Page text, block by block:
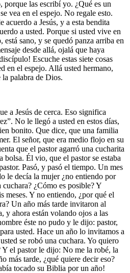
las escribí yo. ¿Qué es un
vea en el espejo. No regale esto.
acuerdo a Jesús, y a esta bendita
a usted. Porque si usted vive en
sano, y se quedó panza arriba en
desde allá, ojalá que haya
Escuche estas siete cosas
en el espejo. Allá usted hermano,
la palabra de Dios.
a Jesús de cerca. Eso significa
No le llegó a usted en estos días,
bonito. Que dice, que una familia
El señor, que era medio flojo en su
que el pastor agarró una cucharita
bolsa. Él vio, que el pastor se estaba
Pasó, y pasó el tiempo. Un mes
le decía la mujer ¿no entiendo por
¿Cómo es posible? Y
meses. Y no entiendo, ¿por qué el
Un año más tarde invitaron al
y ahora están volando ojos a las
éste no pudo y le dijo: pastor,
usted. Hace un año lo invitamos a
se robó una cuchara. Yo quiero
Y el pastor le dijo: No me la robé, la
más tarde, ¿qué quiere decir eso?
tocado su Biblia por un año!